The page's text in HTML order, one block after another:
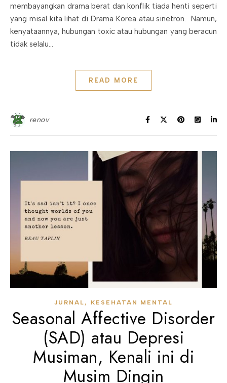
membayangkan drama berat dan konflik tiada henti seperti
yang misal kita lihat di Drama Korea atau sinetron. Namun,
kenyataannya, hubungan toxic atau hubungan yang beracun
tidak selalu…
READ MORE
renov
JURNAL , KESEHATAN MENTAL
Seasonal Affective Disorder
(SAD) atau Depresi
Musiman, Kenali ini di
Musim Dingin